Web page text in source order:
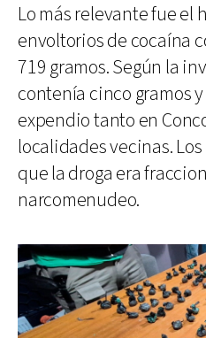
Lo más relevante fue el
envoltorios de cocaína
719 gramos. Según la
contenía cinco gramos
expendio tanto en
localidades vecinas.
que la droga era
narcomenudeo.